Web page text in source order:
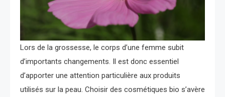
Lors de la grossesse, le corps d’une femme subit
d’importants changements. Il est donc essentiel
d’apporter une attention particulière aux produits
utilisés sur la peau. Choisir des cosmétiques bio s’avère